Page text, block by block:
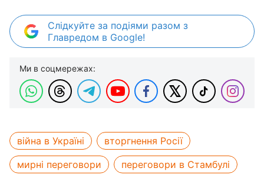
Слідкуйте за подіями разом з
Главредом в Google!
Ми в соцмережах:
війна в Україні
вторгнення Росії
мирні переговори
переговори в Стамбулі